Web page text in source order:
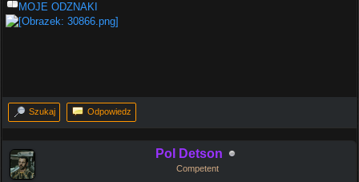
MOJE ODZNAKI
Szukaj Odpowiedz
Pol Detson
Competent